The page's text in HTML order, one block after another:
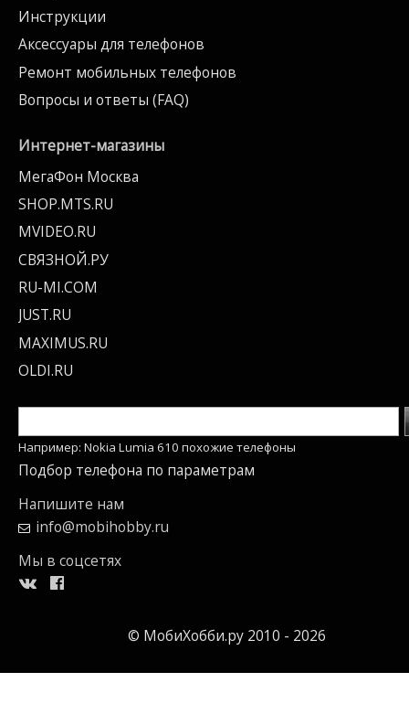
Инструкции
Аксессуары для телефонов
Ремонт мобильных телефонов
Вопросы и ответы (FAQ)
Интернет-магазины
МегаФон Москва
SHOP.MTS.RU
MVIDEO.RU
СВЯЗНОЙ.РУ
RU-MI.COM
JUST.RU
MAXIMUS.RU
OLDI.RU
Например: Nokia Lumia 610 похожие телефоны
Подбор телефона по параметрам
Напишите нам
info@mobihobby.ru
Мы в соцсетях
© МобиХобби.ру 2010 - 2026